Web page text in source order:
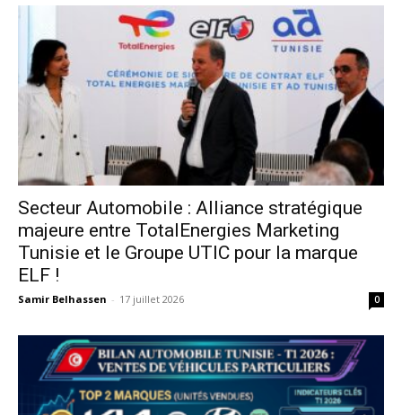
Secteur Automobile : Alliance stratégique
majeure entre TotalEnergies Marketing
Tunisie et le Groupe UTIC pour la marque
ELF !
Samir Belhassen - 17 juillet 2026 0